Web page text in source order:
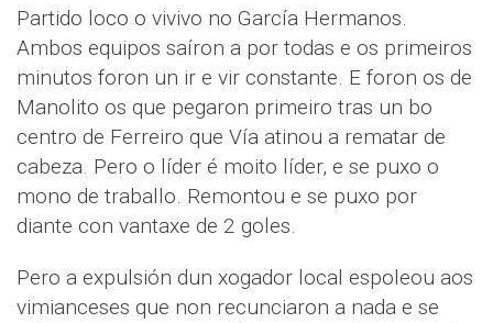
Partido loco o vivivo no García Hermanos.
Ambos equipos saíron a por todas e os primeiros
minutos foron un ir e vir constante. E foron os de
Manolito os que pegaron primeiro tras un bo
centro de Ferreiro que Vía atinou a rematar de
cabeza. Pero o líder é moito líder, e se puxo o
mono de traballo. Remontou e se puxo por
diante con vantaxe de 2 goles.
Pero a expulsión dun xogador local espoleou aos
vimianceses que non recunciaron a nada e se